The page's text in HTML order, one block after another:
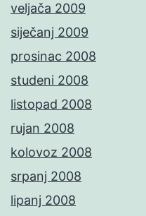
veljača 2009
siječanj 2009
prosinac 2008
studeni 2008
listopad 2008
rujan 2008
kolovoz 2008
srpanj 2008
lipanj 2008